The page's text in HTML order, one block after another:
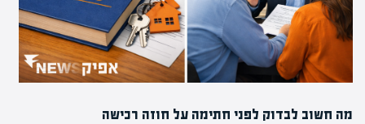
מה חשוב לבדוק לפני חתימה על חוזה רכישה